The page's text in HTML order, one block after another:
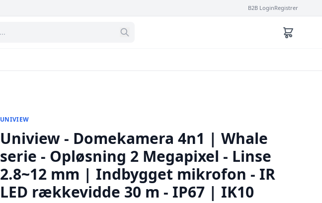
B2B LoginRegistrer
UNIVIEW
Uniview - Domekamera 4n1 | Whale
serie - Opløsning 2 Megapixel - Linse
2.8~12 mm | Indbygget mikrofon - IR
LED rækkevidde 30 m - IP67 | IK10